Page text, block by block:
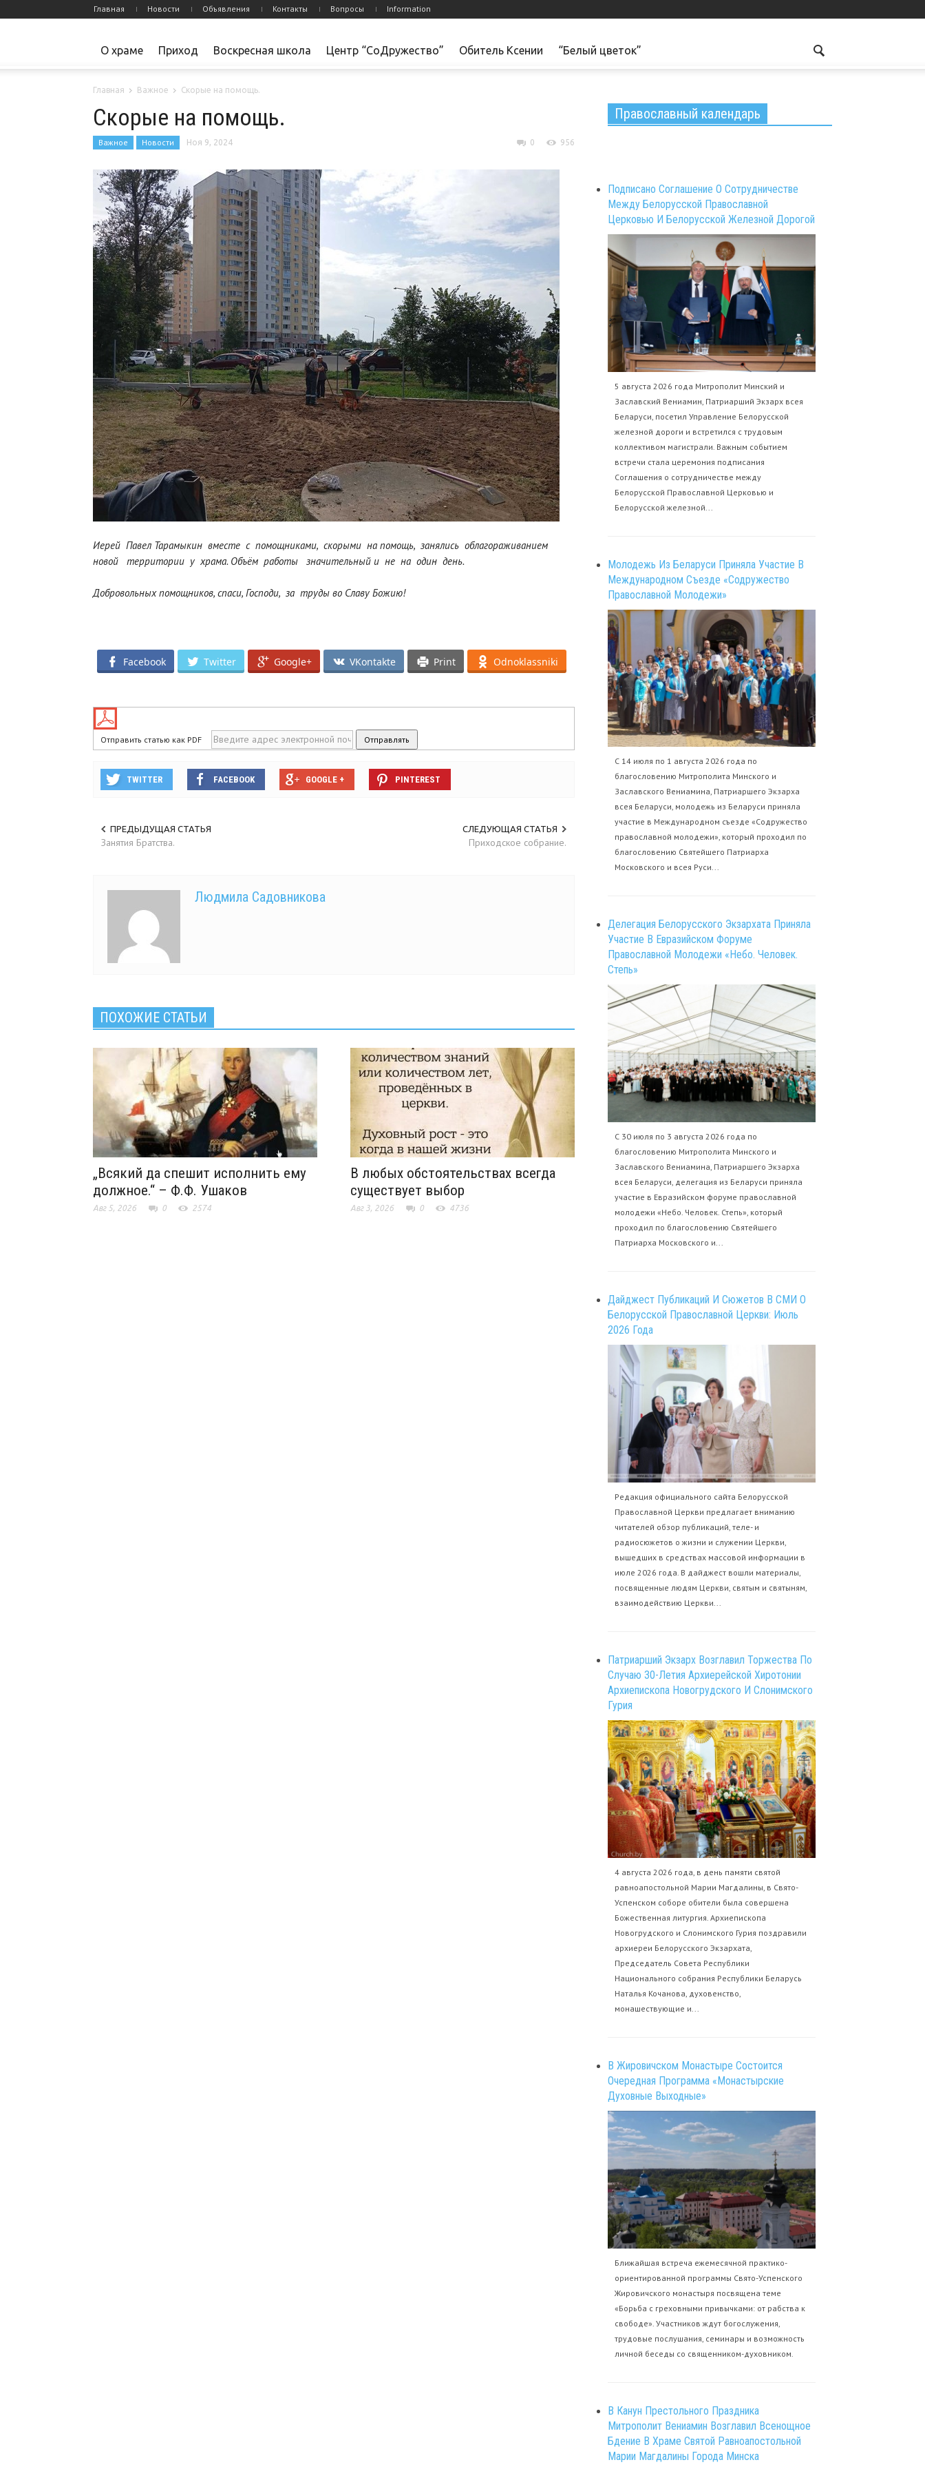
Главная Новости Объявления Контакты Вопросы Information
О храме Приход Воскресная школа Центр “СоДружество” Обитель Ксении “Белый цветок”
Главная Важное Скорые на помощь.
Скорые на помощь.
Важное Новости Ноя 9, 2024 0 956
Иерей Павел Тарамыкин вместе с помощниками, скорыми на помощь, занялись облагораживанием
новой территории у храма. Объём работы значительный и не на один день.
Добровольных помощников, спаси, Господи, за труды во Славу Божию!
Facebook Twitter Google+ VKontakte Print Odnoklassniki
Отправить статью как PDF
TWITTER FACEBOOK GOOGLE + PINTEREST
ПРЕДЫДУЩАЯ СТАТЬЯ
Занятия Братства.
СЛЕДУЮЩАЯ СТАТЬЯ
Приходское собрание.
Людмила Садовникова
ПОХОЖИЕ СТАТЬИ
„Всякий да спешит исполнить ему
должное.“ – Ф.Ф. Ушаков
Авг 5, 2026 0 2574
В любых обстоятельствах всегда
существует выбор
Авг 3, 2026 0 4736
Православный календарь
Подписано Соглашение О Сотрудничестве
Между Белорусской Православной
Церковью И Белорусской Железной Дорогой
5 августа 2026 года Митрополит Минский и
Заславский Вениамин, Патриарший Экзарх всея
Беларуси, посетил Управление Белорусской
железной дороги и встретился с трудовым
коллективом магистрали. Важным событием
встречи стала церемония подписания
Соглашения о сотрудничестве между
Белорусской Православной Церковью и
Белорусской железной...
Молодежь Из Беларуси Приняла Участие В
Международном Съезде «Содружество
Православной Молодежи»
С 14 июля по 1 августа 2026 года по
благословению Митрополита Минского и
Заславского Вениамина, Патриаршего Экзарха
всея Беларуси, молодежь из Беларуси приняла
участие в Международном съезде «Содружество
православной молодежи», который проходил по
благословению Святейшего Патриарха
Московского и всея Руси...
Делегация Белорусского Экзархата Приняла
Участие В Евразийском Форуме
Православной Молодежи «Небо. Человек.
Степь»
С 30 июля по 3 августа 2026 года по
благословению Митрополита Минского и
Заславского Вениамина, Патриаршего Экзарха
всея Беларуси, делегация из Беларуси приняла
участие в Евразийском форуме православной
молодежи «Небо. Человек. Степь», который
проходил по благословению Святейшего
Патриарха Московского и...
Дайджест Публикаций И Сюжетов В СМИ О
Белорусской Православной Церкви: Июль
2026 Года
Редакция официального сайта Белорусской
Православной Церкви предлагает вниманию
читателей обзор публикаций, теле- и
радиосюжетов о жизни и служении Церкви,
вышедших в средствах массовой информации в
июле 2026 года. В дайджест вошли материалы,
посвященные людям Церкви, святым и святыням,
взаимодействию Церкви...
Патриарший Экзарх Возглавил Торжества По
Случаю 30-Летия Архиерейской Хиротонии
Архиепископа Новогрудского И Слонимского
Гурия
4 августа 2026 года, в день памяти святой
равноапостольной Марии Магдалины, в Свято-
Успенском соборе обители была совершена
Божественная литургия. Архиепископа
Новогрудского и Слонимского Гурия поздравили
архиереи Белорусского Экзархата,
Председатель Совета Республики
Национального собрания Республики Беларусь
Наталья Кочанова, духовенство,
монашествующие и...
В Жировичском Монастыре Состоится
Очередная Программа «Монастырские
Духовные Выходные»
Ближайшая встреча ежемесячной практико-
ориентированной программы Свято-Успенского
Жировичского монастыря посвящена теме
«Борьба с греховными привычками: от рабства к
свободе». Участников ждут богослужения,
трудовые послушания, семинары и возможность
личной беседы со священником-духовником.
В Канун Престольного Праздника
Митрополит Вениамин Возглавил Всенощное
Бдение В Храме Святой Равноапостольной
Марии Магдалины Города Минска